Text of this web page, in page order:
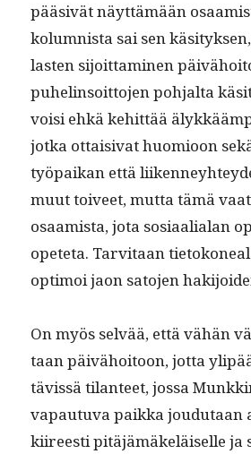
pää­sivät näyt­tämään
kolum­nista sai sen
las­ten sijoit­ta­mi­nen
puhe­lin­soit­to­jen poh­jal­ta
voisi ehkä kehit­tää
jot­ka ottaisi­vat huomioon
työ­paikan että
muut toiveet, mut­ta tämä
osaamista, jota sosi­aalialan
opete­ta. Tarvi­taan
opti­moi jaon sato­jen
On myös selvää, että vähän
taan päivähoitoon, jot­ta
tävis­sä tilanteet, jos­sa
vapau­tu­va paik­ka joudu­taan
kiireesti pitäjämäkeläiselle ja